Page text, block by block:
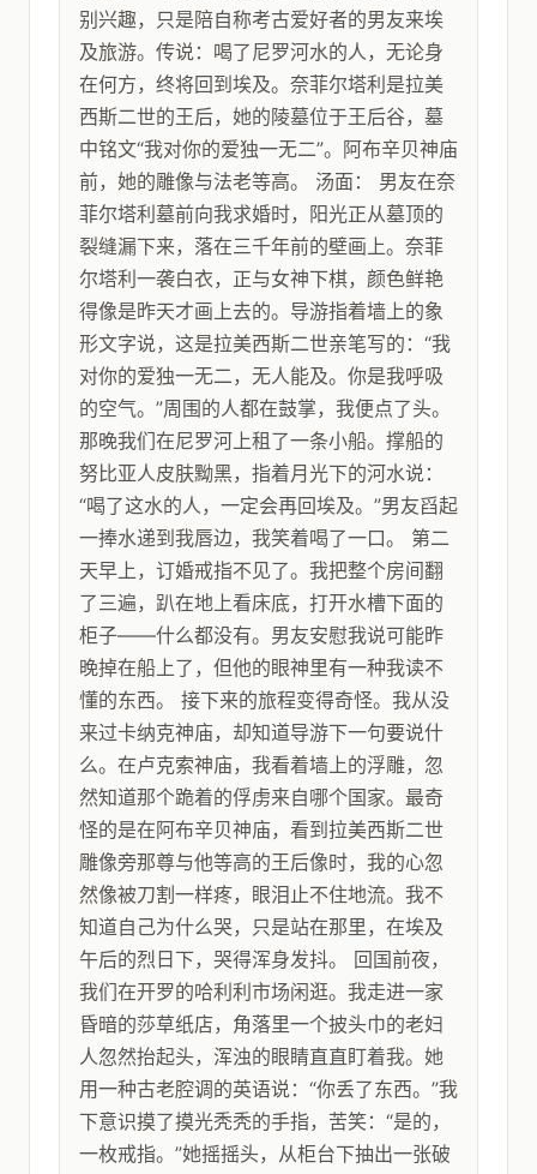
别兴趣，只是陪自称考古爱好者的男友来埃
及旅游。传说：喝了尼罗河水的人，无论身
在何方，终将回到埃及。奈菲尔塔利是拉美
西斯二世的王后，她的陵墓位于王后谷，墓
中铭文“我对你的爱独一无二”。阿布辛贝神庙
前，她的雕像与法老等高。 汤面： 男友在奈
菲尔塔利墓前向我求婚时，阳光正从墓顶的
裂缝漏下来，落在三千年前的壁画上。奈菲
尔塔利一袭白衣，正与女神下棋，颜色鲜艳
得像是昨天才画上去的。导游指着墙上的象
形文字说，这是拉美西斯二世亲笔写的：“我
对你的爱独一无二，无人能及。你是我呼吸
的空气。”周围的人都在鼓掌，我便点了头。
那晚我们在尼罗河上租了一条小船。撑船的
努比亚人皮肤黝黑，指着月光下的河水说：
“喝了这水的人，一定会再回埃及。”男友舀起
一捧水递到我唇边，我笑着喝了一口。 第二
天早上，订婚戒指不见了。我把整个房间翻
了三遍，趴在地上看床底，打开水槽下面的
柜子——什么都没有。男友安慰我说可能昨
晚掉在船上了，但他的眼神里有一种我读不
懂的东西。 接下来的旅程变得奇怪。我从没
来过卡纳克神庙，却知道导游下一句要说什
么。在卢克索神庙，我看着墙上的浮雕，忽
然知道那个跪着的俘虏来自哪个国家。最奇
怪的是在阿布辛贝神庙，看到拉美西斯二世
雕像旁那尊与他等高的王后像时，我的心忽
然像被刀割一样疼，眼泪止不住地流。我不
知道自己为什么哭，只是站在那里，在埃及
午后的烈日下，哭得浑身发抖。 回国前夜，
我们在开罗的哈利利市场闲逛。我走进一家
昏暗的莎草纸店，角落里一个披头巾的老妇
人忽然抬起头，浑浊的眼睛直直盯着我。她
用一种古老腔调的英语说：“你丢了东西。”我
下意识摸了摸光秃秃的手指，苦笑：“是的，
一枚戒指。”她摇摇头，从柜台下抽出一张破